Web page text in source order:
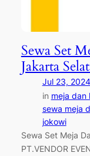
Sewa Set
Jakarta
Jul 23, 2024
in meja dan
sewa meja
jokowi
Sewa Set Meja
PT.VENDOR